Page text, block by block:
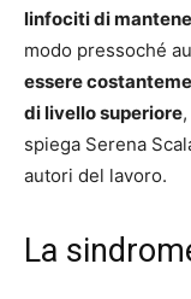
linfociti di
modo pressoché
essere
di livello superiore
spiega Serena
autori del lavoro.
La